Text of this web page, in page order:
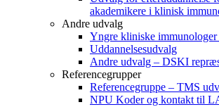
akademikere i klinisk
Andre udvalg
Yngre kliniske
Uddannelsesudvalg
Andre udvalg – DSKI
Referencegrupper
Referencegruppe – TMS
NPU Koder og kontakt til